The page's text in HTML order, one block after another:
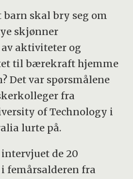
barn skal bry seg om
skjønner
aktiviteter og
til bærekraft hjemme
Det var spørsmålene
fra
of Technology i
lurte på.
intervjuet de 20
femårsalderen fra